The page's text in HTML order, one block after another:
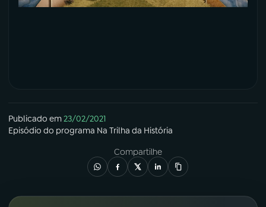
Publicado em23/02/2021
Episódio do programa Na Trilha da História
Compartilhe